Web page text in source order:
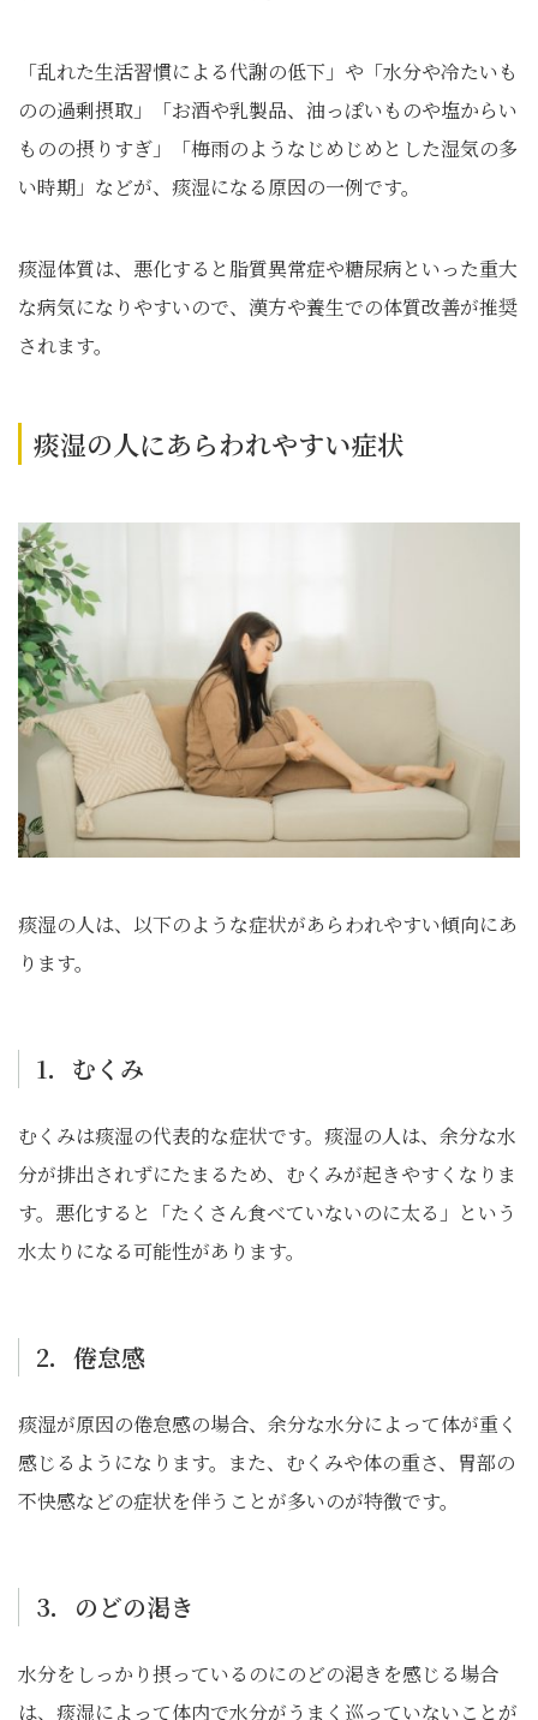
「乱れた生活習慣による代謝の低下」や「水分や冷たいも
のの過剰摂取」「お酒や乳製品、油っぽいものや塩からい
ものの摂りすぎ」「梅雨のようなじめじめとした湿気の多
い時期」などが、痰湿になる原因の一例です。
痰湿体質は、悪化すると脂質異常症や糖尿病といった重大
な病気になりやすいので、漢方や養生での体質改善が推奨
されます。
痰湿の人にあらわれやすい症状
痰湿の人は、以下のような症状があらわれやすい傾向にあ
ります。
1．むくみ
むくみは痰湿の代表的な症状です。痰湿の人は、余分な水
分が排出されずにたまるため、むくみが起きやすくなりま
す。悪化すると「たくさん食べていないのに太る」という
水太りになる可能性があります。
2．倦怠感
痰湿が原因の倦怠感の場合、余分な水分によって体が重く
感じるようになります。また、むくみや体の重さ、胃部の
不快感などの症状を伴うことが多いのが特徴です。
3．のどの渇き
水分をしっかり摂っているのにのどの渇きを感じる場合
は、痰湿によって体内で水分がうまく巡っていないことが